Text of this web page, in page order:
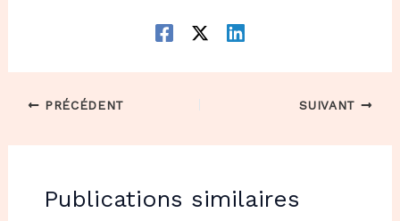
PRÉCÉDENT SUIVANT
Publications similaires